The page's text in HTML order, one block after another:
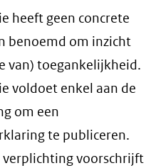
heeft geen concrete
benoemd om inzicht
van) toegankelijkheid.
voldoet enkel aan de
om een
te publiceren.
voorschrijft